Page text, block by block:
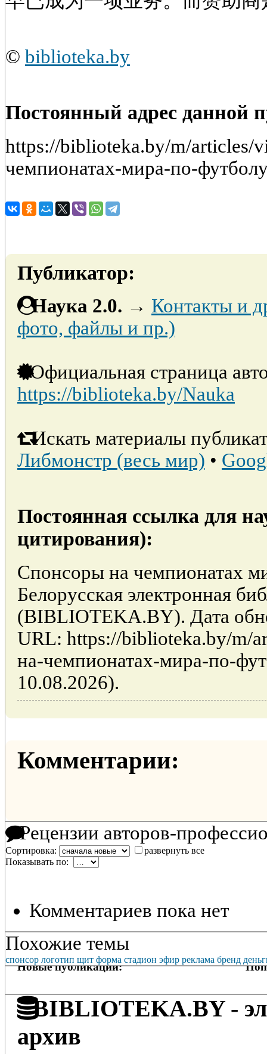
© biblioteka.by
Постоянный адрес данной
https://biblioteka.by/m/articles/
чемпионатах-мира-по-
Публикатор:
Наука 2.0. → Контакты и
фото, файлы и пр.)
Официальная страница
https://biblioteka.by/Nauka
Искать материалы
Либмонстр (весь мир) •
Постоянная ссылка для
цитирования):
Спонсоры на чемпионатах
Белорусская электронная
(BIBLIOTEKA.BY). Дата
URL: https://biblioteka.by/m/
на-чемпионатах-мира-по-
10.08.2026).
Комментарии:
Рецензии авторов-
Сортировка:
развернуть все
Показывать по:
Комментариев пока нет
Похожие темы
спонсор логотип щит форма стадион эфир реклама бренд
Новые публикации:
BIBLIOTEKA.BY -
архив